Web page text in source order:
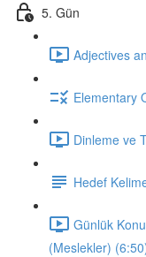
5. Gün
Adjectives
Elementary
Dinleme ve
Hedef
Günlük
(Meslekler)